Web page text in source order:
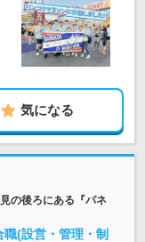
気になる
の後ろにある『パネ
(設営・管理・制